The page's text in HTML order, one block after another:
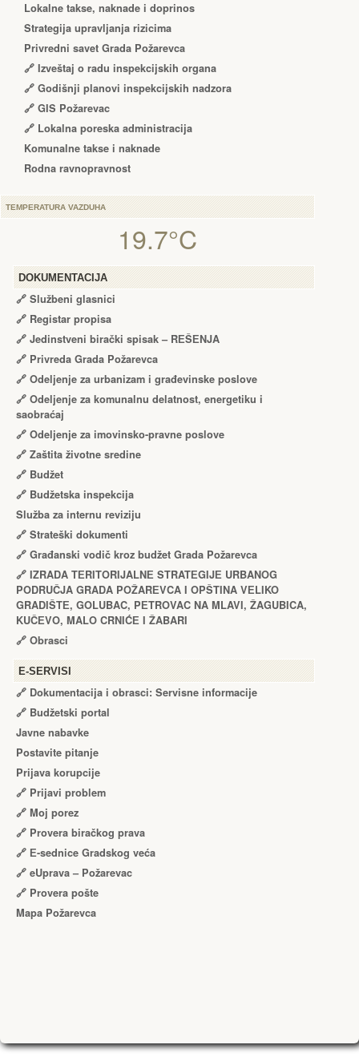
Lokalne takse, naknade i doprinos
Strategija upravljanja rizicima
Privredni savet Grada Požarevca
🔗 Izveštaj o radu inspekcijskih organa
🔗 Godišnji planovi inspekcijskih nadzora
🔗 GIS Požarevac
🔗 Lokalna poreska administracija
Komunalne takse i naknade
Rodna ravnopravnost
TEMPERATURA VAZDUHA
19.7°C
DOKUMENTACIJA
🔗 Službeni glasnici
🔗 Registar propisa
🔗 Jedinstveni birački spisak – RЕŠЕNJA
🔗 Privreda Grada Požarevca
🔗 Odeljenje za urbanizam i građevinske poslove
🔗 Odeljenje za komunalnu delatnost, energetiku i
saobraćaj
🔗 Odeljenje za imovinsko-pravne poslove
🔗 Zaštita životne sredine
🔗 Budžet
🔗 Budžetska inspekcija
Služba za internu reviziju
🔗 Strateški dokumenti
🔗 Građanski vodič kroz budžet Grada Požarevca
🔗 IZRADA TЕRITORIJALNЕ STRATЕGIJЕ URBANOG
PODRUČJA GRADA POŽARЕVCA I OPŠTINA VЕLIKO
GRADIŠTЕ, GOLUBAC, PЕTROVAC NA MLAVI, ŽAGUBICA,
KUČЕVO, MALO CRNIĆЕ I ŽABARI
🔗 Obrasci
Е-SERVISI
🔗 Dokumentacija i obrasci: Servisne informacije
🔗 Budžetski portal
Javne nabavke
Postavite pitanje
Prijava korupcije
🔗 Prijavi problem
🔗 Moj porez
🔗 Provera biračkog prava
🔗 Е-sednice Gradskog veća
🔗 eUprava – Požarevac
🔗 Provera pošte
Mapa Požarevca